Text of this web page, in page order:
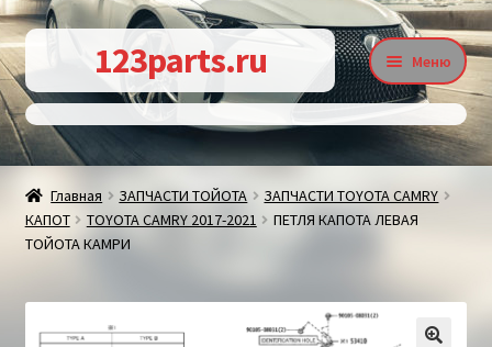
Перейти
к
навигации
Перейти
к
содержимому
123parts.ru Меню
Контакты
Статьи
Главная ЗАПЧАСТИ ТОЙОТА
ЗАПЧАСТИ TOYOTA CAMRY
КАПОТ
TOYOTA CAMRY 2017-2021
ПЕТЛЯ КАПОТА ЛЕВАЯ
ТОЙОТА КАМРИ